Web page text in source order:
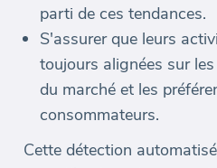
parti de ces tendances.
S'assurer que leurs
toujours alignées sur
du marché et les
consommateurs.
Cette détection